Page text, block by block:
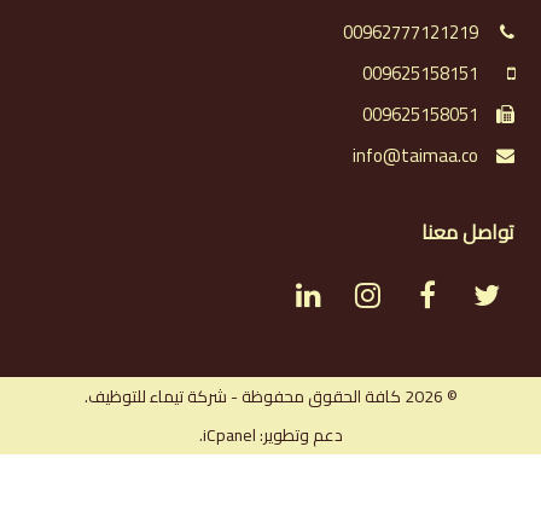
00962777121219
009625158151
009625158051
info@taimaa.co
تواصل معنا
t
c
e
I
s
t
L
n
k
© 2026 كافة الحقوق محفوظة - شركة تيماء للتوظيف.
دعم وتطوير: iCpanel.